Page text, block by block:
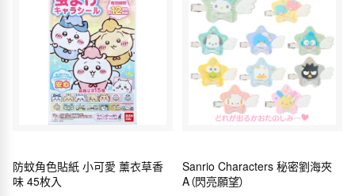
防蚊角色貼紙 小可愛 薰衣草香
味 45枚入
Sanrio Characters 秘密劉海夾
A（閃亮願望）